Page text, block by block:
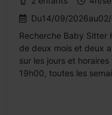
Du14/09/
Recherche Baby Sitter
de deux mois et deux
sur les jours et
19h00, toutes les